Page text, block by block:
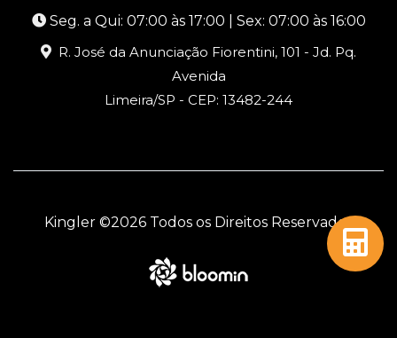
Seg. a Qui: 07:00 às 17:00 | Sex: 07:00 às 16:00
R. José da Anunciação Fiorentini, 101 - Jd. Pq.
Avenida
Limeira/SP - CEP: 13482-244
Kingler ©2026 Todos os Direitos Reservados